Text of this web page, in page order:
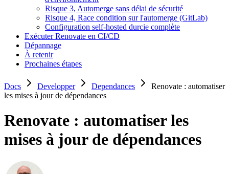
Risque 3, Automerge sans délai de sécurité
Risque 4, Race condition sur l'automerge (GitLab)
Configuration self-hosted durcie complète
Exécuter Renovate en CI/CD
Dépannage
À retenir
Prochaines étapes
Docs Developper Dependances
Renovate : automatiser
les mises à jour de dépendances
Renovate : automatiser les
mises à jour de dépendances